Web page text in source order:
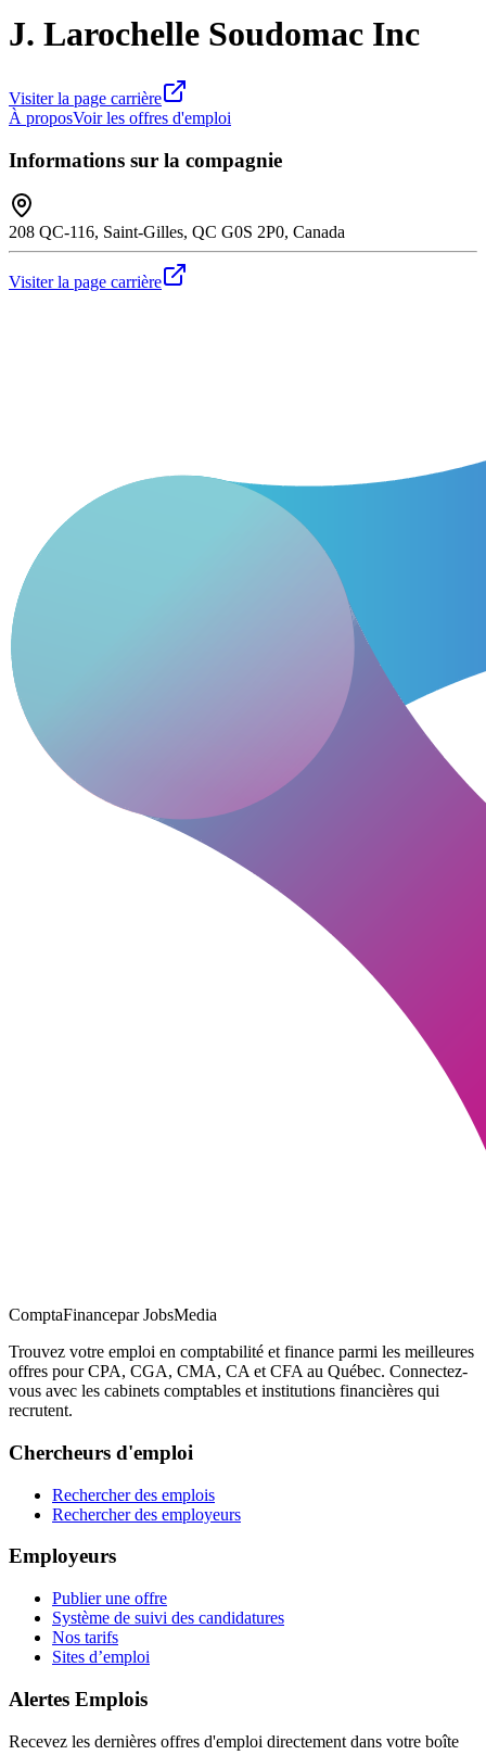
J. Larochelle Soudomac Inc
Visiter la page carrière
À proposVoir les offres d'emploi
Informations sur la compagnie
208 QC-116, Saint-Gilles, QC G0S 2P0, Canada
Visiter la page carrière
ComptaFinancepar JobsMedia
Trouvez votre emploi en comptabilité et finance parmi les meilleures
offres pour CPA, CGA, CMA, CA et CFA au Québec. Connectez-
vous avec les cabinets comptables et institutions financières qui
recrutent.
Chercheurs d'emploi
Rechercher des emplois
Rechercher des employeurs
Employeurs
Publier une offre
Système de suivi des candidatures
Nos tarifs
Sites d’emploi
Alertes Emplois
Recevez les dernières offres d'emploi directement dans votre boîte